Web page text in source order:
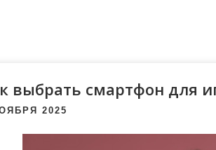
выбрать смартфон для
2025